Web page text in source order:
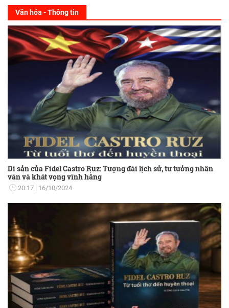
Văn hóa - Thông tin
Di sản của Fidel Castro Ruz: Tượng đài lịch sử, tư tưởng nhân
văn và khát vọng vĩnh hằng
20:17 16/10/2024